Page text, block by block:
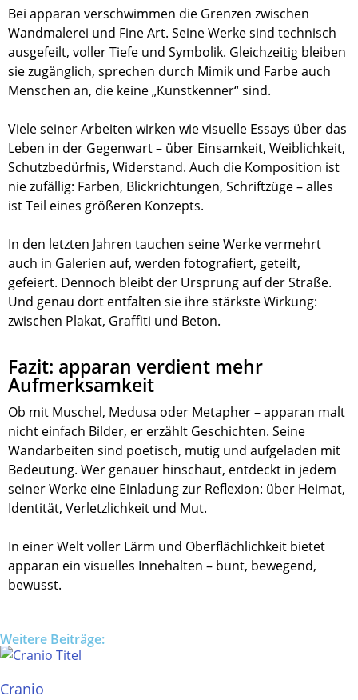
Bei apparan verschwimmen die Grenzen zwischen
Wandmalerei und Fine Art. Seine Werke sind technisch
ausgefeilt, voller Tiefe und Symbolik. Gleichzeitig bleiben
sie zugänglich, sprechen durch Mimik und Farbe auch
Menschen an, die keine „Kunstkenner“ sind.
Viele seiner Arbeiten wirken wie visuelle Essays über das
Leben in der Gegenwart – über Einsamkeit, Weiblichkeit,
Schutzbedürfnis, Widerstand. Auch die Komposition ist
nie zufällig: Farben, Blickrichtungen, Schriftzüge – alles
ist Teil eines größeren Konzepts.
In den letzten Jahren tauchen seine Werke vermehrt
auch in Galerien auf, werden fotografiert, geteilt,
gefeiert. Dennoch bleibt der Ursprung auf der Straße.
Und genau dort entfalten sie ihre stärkste Wirkung:
zwischen Plakat, Graffiti und Beton.
Fazit: apparan verdient mehr
Aufmerksamkeit
Ob mit Muschel, Medusa oder Metapher – apparan malt
nicht einfach Bilder, er erzählt Geschichten. Seine
Wandarbeiten sind poetisch, mutig und aufgeladen mit
Bedeutung. Wer genauer hinschaut, entdeckt in jedem
seiner Werke eine Einladung zur Reflexion: über Heimat,
Identität, Verletzlichkeit und Mut.
In einer Welt voller Lärm und Oberflächlichkeit bietet
apparan ein visuelles Innehalten – bunt, bewegend,
bewusst.
Weitere Beiträge:
Cranio